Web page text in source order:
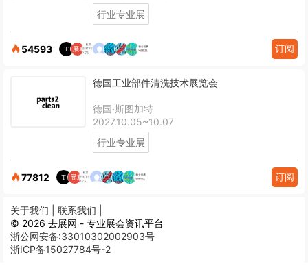
行业专业展
54593 订阅
德国工业部件清洗技术展览会
德国·斯图加特
2027.10.05~10.07
行业专业展
77812 订阅
关于我们 | 联系我们 |
© 2026 去展网 - 专业展会资讯平台
浙公网安备:33010302002903号
浙ICP备15027784号-2